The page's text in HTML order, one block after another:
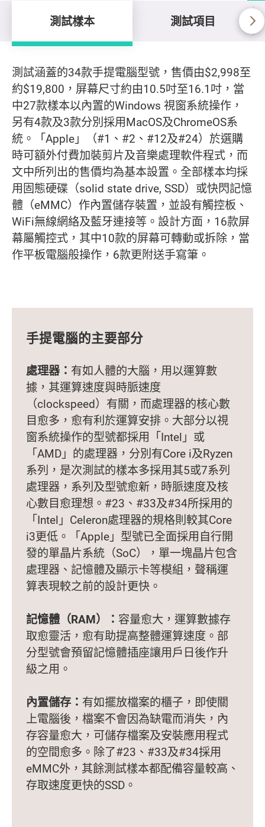
測試樣本 測試項目
測試樣本
測試涵蓋的34款手提電腦型號，售價由$2,998至
約$19,800，屏幕尺寸約由10.5吋至16.1吋，當
中27款樣本以內置的Windows 視窗系統操作，
另有4款及3款分別採用MacOS及ChromeOS系
統。「Apple」（#1、#2、#12及#24）於選購
時可額外付費加裝剪片及音樂處理軟件程式，而
文中所列出的售價均為基本設置。全部樣本均採
用固態硬碟（solid state drive, SSD）或快閃記憶
體（eMMC）作內置儲存裝置，並設有觸控板、
WiFi無線網絡及藍牙連接等。設計方面，16款屏
幕屬觸控式，其中10款的屏幕可轉動或拆除，當
作平板電腦般操作，6款更附送手寫筆。
手提電腦的主要部分
處理器： 有如人體的大腦，用以運算數
據，其運算速度與時脈速度
（clockspeed）有關，而處理器的核心數
目愈多，愈有利於運算安排。大部分以視
窗系統操作的型號都採用「Intel」或
「AMD」的處理器，分別有Core i及Ryzen
系列，是次測試的樣本多採用其5或7系列
處理器，系列及型號愈新，時脈速度及核
心數目愈理想。#23、#33及#34所採用的
「Intel」Celeron處理器的規格則較其Core
i3更低。「Apple」型號已全面採用自行開
發的單晶片系統（SoC），單一塊晶片包含
處理器、記憶體及顯示卡等模組，聲稱運
算表現較之前的設計更快。
記憶體（RAM）： 容量愈大，運算數據存
取愈靈活，愈有助提高整體運算速度。部
分型號會預留記憶體插座讓用戶日後作升
級之用。
內置儲存： 有如擺放檔案的櫃子，即使關
上電腦後，檔案不會因為缺電而消失，內
存容量愈大，可儲存檔案及安裝應用程式
的空間愈多。除了#23、#33及#34採用
eMMC外，其餘測試樣本都配備容量較高、
存取速度更快的SSD。